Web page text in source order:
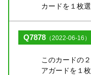
カードを１枚
Q7878 （2022-06-16）
このカードの
アガードを１